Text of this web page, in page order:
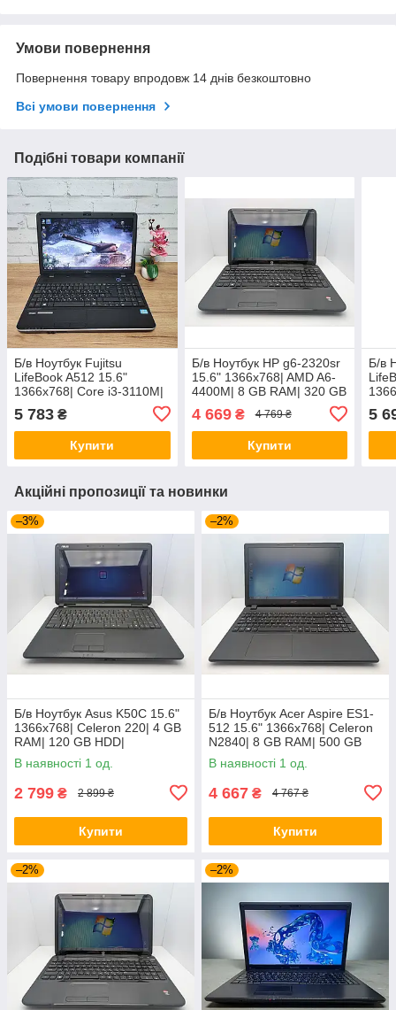
Умови повернення
Повернення товару впродовж 14 днів безкоштовно
Всі умови повернення
Подібні товари компанії
Б/в Ноутбук Fujitsu
LifeBook A512 15.6"
1366x768| Core i3-3110M|
8 GB RAM| 120 GB SSD|
HD 4000
5 783 ₴
Купити
Б/в Ноутбук HP g6-2320sr
15.6" 1366x768| AMD A6-
4400M| 8 GB RAM| 320 GB
HDD| Radeon HD 7520G
4 669₴ 4 769 ₴
Купити
Б/в
HD
5
Акційні пропозиції та новинки
–3%
Б/в Ноутбук Asus K50C 15.6"
1366x768| Celeron 220| 4 GB
RAM| 120 GB HDD|
В наявності 1 од.
2 799 ₴ 2 899 ₴
Купити
–2%
Б/в Ноутбук Acer Aspire ES1-
512 15.6" 1366x768| Celeron
N2840| 8 GB RAM| 500 GB
HDD| HD
В наявності 1 од.
4 667 ₴ 4 767 ₴
Купити
–2% –2%